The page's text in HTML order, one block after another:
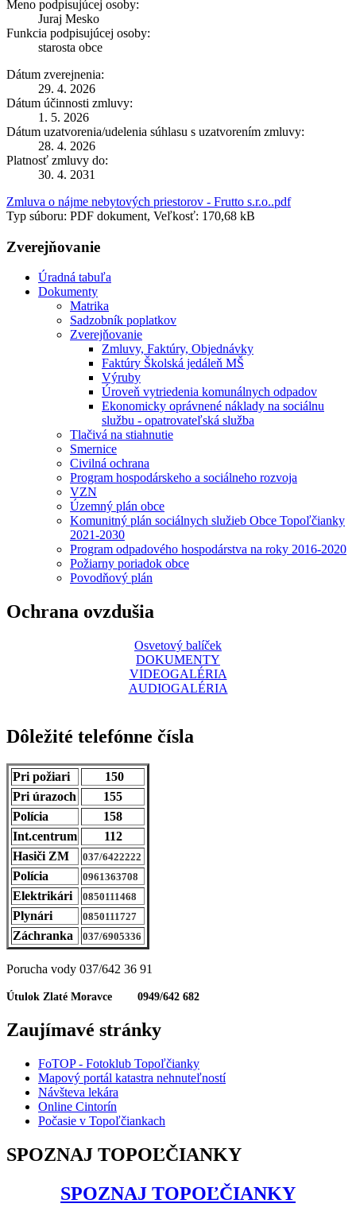
Meno podpisujúcej osoby:
Juraj Mesko
Funkcia podpisujúcej osoby:
starosta obce
Dátum zverejnenia:
29. 4. 2026
Dátum účinnosti zmluvy:
1. 5. 2026
Dátum uzatvorenia/udelenia súhlasu s uzatvorením zmluvy:
28. 4. 2026
Platnosť zmluvy do:
30. 4. 2031
Zmluva o nájme nebytových priestorov - Frutto s.r.o..pdf
Typ súboru: PDF dokument, Veľkosť: 170,68 kB
Zverejňovanie
Úradná tabuľa
Dokumenty
Matrika
Sadzobník poplatkov
Zverejňovanie
Zmluvy, Faktúry, Objednávky
Faktúry Školská jedáleň MŠ
Výruby
Úroveň vytriedenia komunálnych odpadov
Ekonomicky oprávnené náklady na sociálnu
službu - opatrovateľská služba
Tlačivá na stiahnutie
Smernice
Civilná ochrana
Program hospodárskeho a sociálneho rozvoja
VZN
Územný plán obce
Komunitný plán sociálnych služieb Obce Topoľčianky
2021-2030
Program odpadového hospodárstva na roky 2016-2020
Požiarny poriadok obce
Povodňový plán
Ochrana ovzdušia
Osvetový balíček
DOKUMENTY
VIDEOGALÉRIA
AUDIOGALÉRIA
Dôležité telefónne čísla
Pri požiari
150
Pri úrazoch
155
Polícia
158
Int.centrum
112
Hasiči ZM
037/6422222
Polícia 0961363708
Elektrikári 0850111468
Plynári 0850111727
Záchranka 037/6905336
Porucha vody 037/642 36 91
Útulok Zlaté Moravce 0949/642 682
Zaujímavé stránky
FoTOP - Fotoklub Topoľčianky
Mapový portál katastra nehnuteľností
Návšteva lekára
Online Cintorín
Počasie v Topoľčiankach
SPOZNAJ TOPOĽČIANKY
SPOZNAJ TOPOĽČIANKY